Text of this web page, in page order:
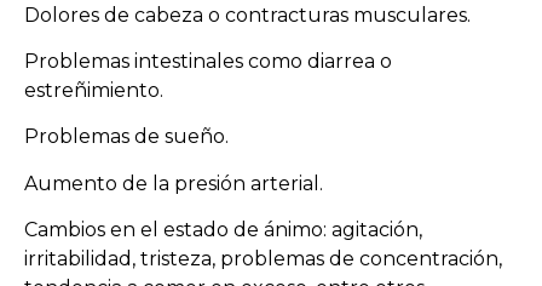
Dolores de cabeza o contracturas musculares.
Problemas intestinales como diarrea o
estreñimiento.
Problemas de sueño.
Aumento de la presión arterial.
Cambios en el estado de ánimo: agitación,
irritabilidad, tristeza, problemas de concentración,